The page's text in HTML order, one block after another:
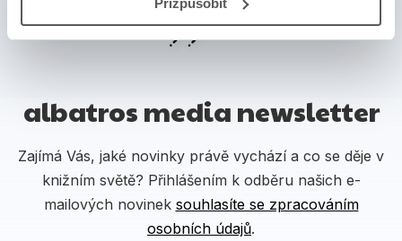
albatros media newsletter
Zajímá Vás, jaké novinky právě vychází a co se děje v
knižním světě? Přihlášením k odběru našich e-
mailových novinek souhlasíte se zpracováním
osobních údajů.